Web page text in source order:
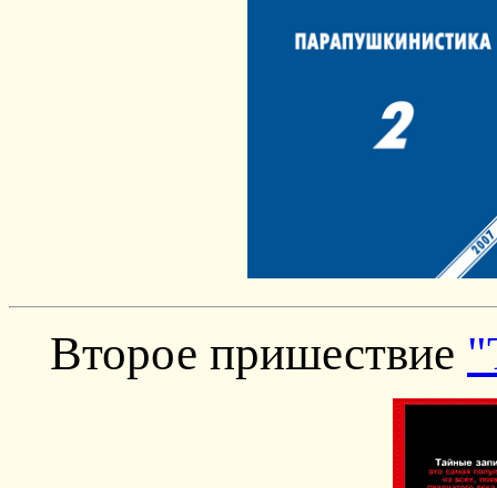
Второе пришествие